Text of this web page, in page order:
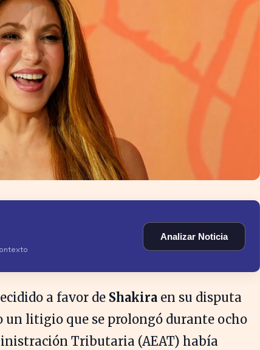
Analizar Noticia
a favor de Shakira en su disputa
un litigio que se prolongó durante ocho
Tributaria (AEAT) había